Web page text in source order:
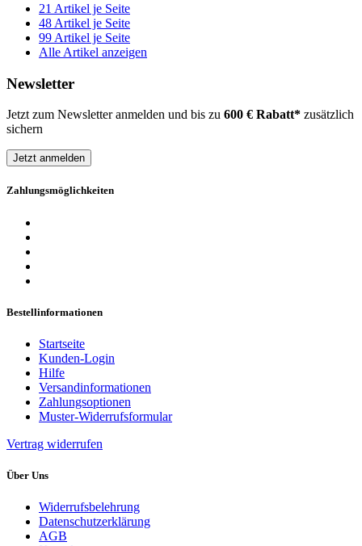
21 Artikel je Seite
48 Artikel je Seite
99 Artikel je Seite
Alle Artikel anzeigen
Newsletter
Jetzt zum Newsletter anmelden und bis zu 600 € Rabatt* zusätzlich
sichern
Jetzt anmelden
Zahlungsmöglichkeiten
Bestellinformationen
Startseite
Kunden-Login
Hilfe
Versandinformationen
Zahlungsoptionen
Muster-Widerrufsformular
Vertrag widerrufen
Über Uns
Widerrufsbelehrung
Datenschutzerklärung
AGB